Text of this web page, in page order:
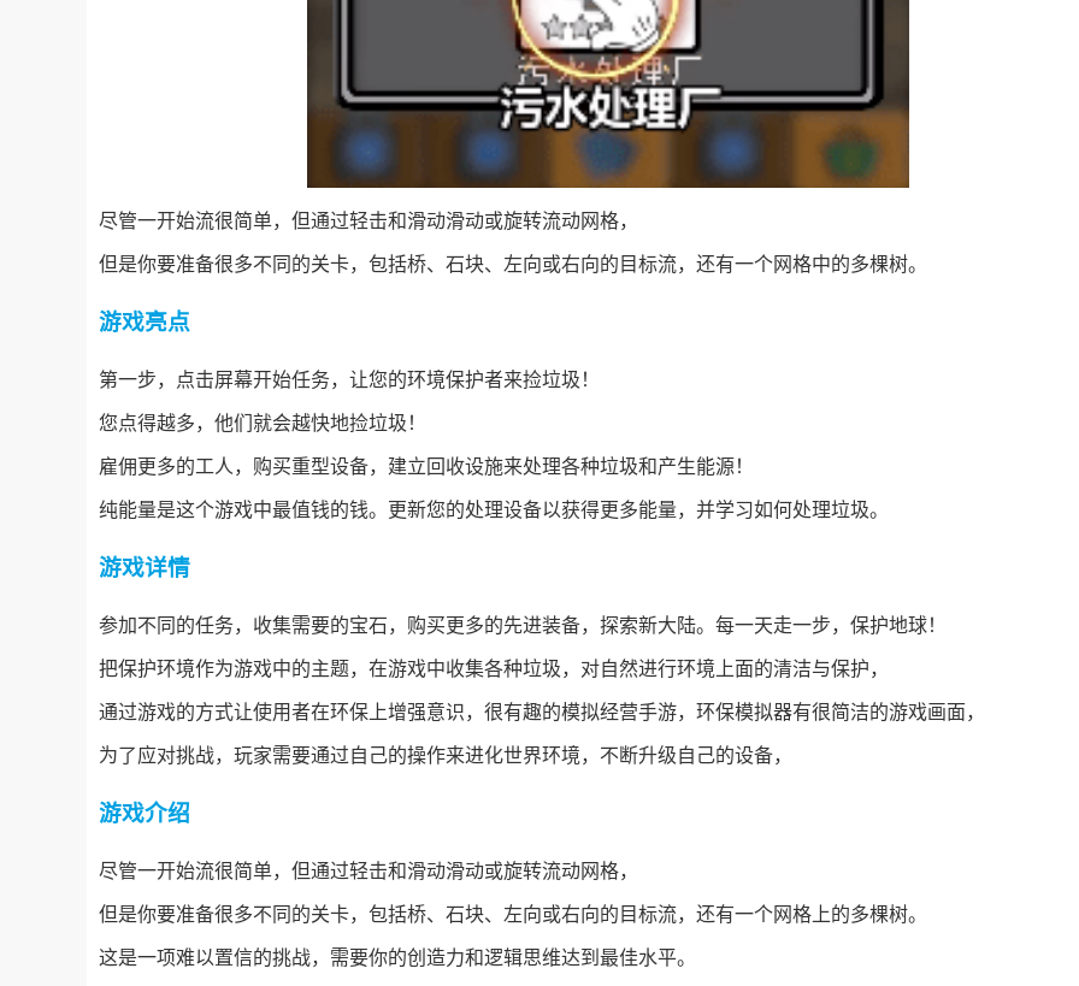
尽管一开始流很简单，但通过轻击和滑动滑动或旋转流动网格，
但是你要准备很多不同的关卡，包括桥、石块、左向或右向的目标流，还有一个网格中的多棵树。
游戏亮点
第一步，点击屏幕开始任务，让您的环境保护者来捡垃圾！
您点得越多，他们就会越快地捡垃圾！
雇佣更多的工人，购买重型设备，建立回收设施来处理各种垃圾和产生能源！
纯能量是这个游戏中最值钱的钱。更新您的处理设备以获得更多能量，并学习如何处理垃圾。
游戏详情
参加不同的任务，收集需要的宝石，购买更多的先进装备，探索新大陆。每一天走一步，保护地球！
把保护环境作为游戏中的主题，在游戏中收集各种垃圾，对自然进行环境上面的清洁与保护，
通过游戏的方式让使用者在环保上增强意识，很有趣的模拟经营手游，环保模拟器有很简洁的游戏画面，
为了应对挑战，玩家需要通过自己的操作来进化世界环境，不断升级自己的设备，
游戏介绍
尽管一开始流很简单，但通过轻击和滑动滑动或旋转流动网格，
但是你要准备很多不同的关卡，包括桥、石块、左向或右向的目标流，还有一个网格上的多棵树。
这是一项难以置信的挑战，需要你的创造力和逻辑思维达到最佳水平。